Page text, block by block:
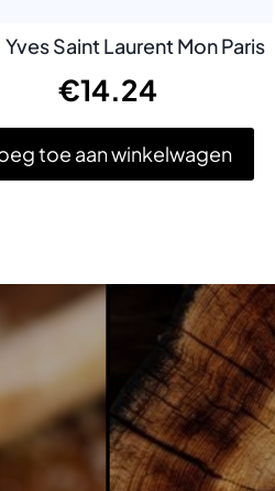
Yves Saint Laurent Mon Paris
€14.24
toe aan winkelwagen